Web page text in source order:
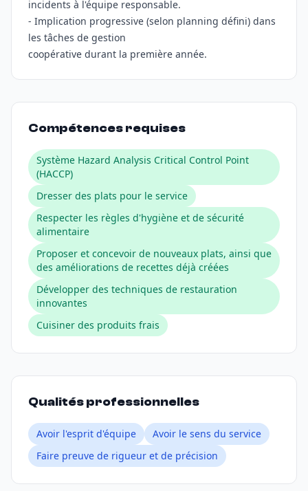
incidents à l'équipe responsable.
- Implication progressive (selon planning défini) dans
les tâches de gestion
coopérative durant la première année.
Compétences requises
Système Hazard Analysis Critical Control Point
(HACCP)
Dresser des plats pour le service
Respecter les règles d'hygiène et de sécurité
alimentaire
Proposer et concevoir de nouveaux plats, ainsi que
des améliorations de recettes déjà créées
Développer des techniques de restauration
innovantes
Cuisiner des produits frais
Qualités professionnelles
Avoir l'esprit d'équipe
Avoir le sens du service
Faire preuve de rigueur et de précision